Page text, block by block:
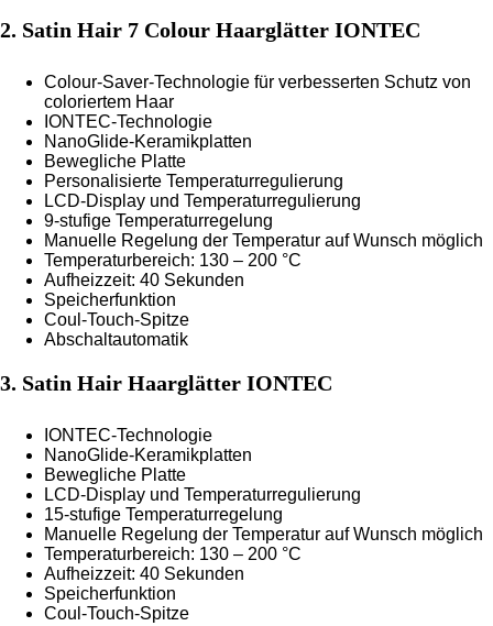
2. Satin Hair 7 Colour Haarglätter IONTEC
Colour-Saver-Technologie für verbesserten Schutz von
coloriertem Haar
IONTEC-Technologie
NanoGlide-Keramikplatten
Bewegliche Platte
Personalisierte Temperaturregulierung
LCD-Display und Temperaturregulierung
9-stufige Temperaturregelung
Manuelle Regelung der Temperatur auf Wunsch möglich
Temperaturbereich: 130 – 200 °C
Aufheizzeit: 40 Sekunden
Speicherfunktion
Coul-Touch-Spitze
Abschaltautomatik
3. Satin Hair Haarglätter IONTEC
IONTEC-Technologie
NanoGlide-Keramikplatten
Bewegliche Platte
LCD-Display und Temperaturregulierung
15-stufige Temperaturregelung
Manuelle Regelung der Temperatur auf Wunsch möglich
Temperaturbereich: 130 – 200 °C
Aufheizzeit: 40 Sekunden
Speicherfunktion
Coul-Touch-Spitze